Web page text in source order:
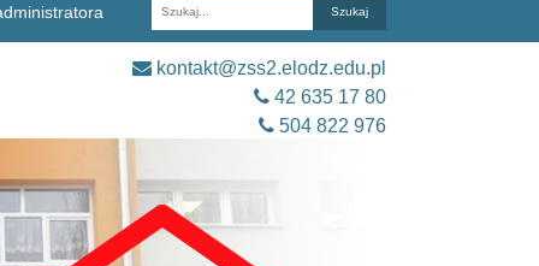
Fraza
kontakt@zss2.elodz.edu.pl
42 635 17 80
504 822 976